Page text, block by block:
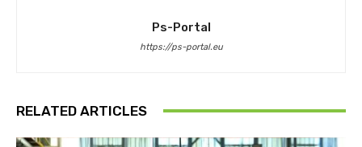
Ps-Portal
https://ps-portal.eu
RELATED ARTICLES